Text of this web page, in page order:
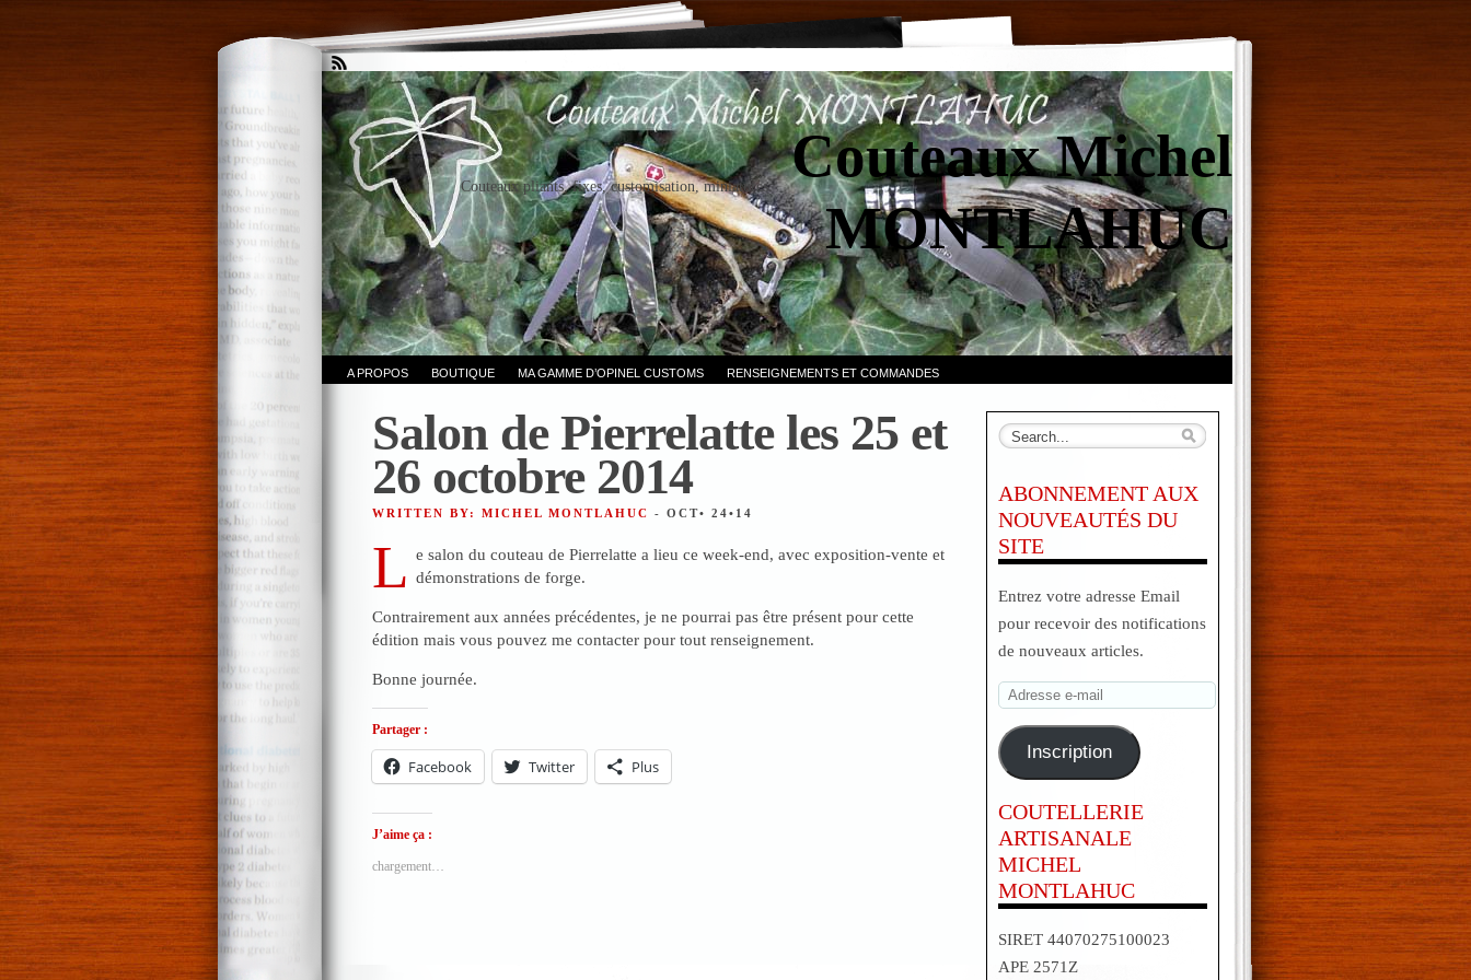
Couteaux Michel
MONTLAHUC
Couteaux pliants, fixes, customisation, miniatures.
A PROPOS BOUTIQUE MA GAMME D’OPINEL CUSTOMS RENSEIGNEMENTS ET COMMANDES
Salon de Pierrelatte les 25 et
26 octobre 2014
WRITTEN BY: MICHEL MONTLAHUC - OCT• 24•14
L e salon du couteau de Pierrelatte a lieu ce week-end, avec exposition-vente et
démonstrations de forge.
Contrairement aux années précédentes, je ne pourrai pas être présent pour cette
édition mais vous pouvez me contacter pour tout renseignement.
Bonne journée.
Partager :
Facebook Twitter Plus
J’aime ça :
chargement…
ABONNEMENT AUX
NOUVEAUTÉS DU
SITE
Entrez votre adresse Email
pour recevoir des notifications
de nouveaux articles.
Adresse
mail
Inscription
COUTELLERIE
ARTISANALE
MICHEL
MONTLAHUC
SIRET 44070275100023
APE 2571Z